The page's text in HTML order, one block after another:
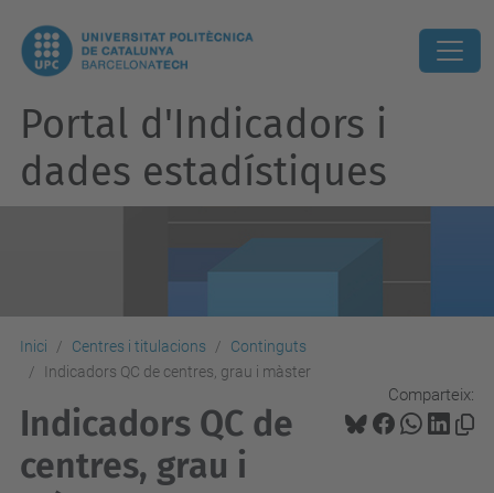
Portal d'Indicadors i
dades estadístiques
Inici Centres i titulacions
Continguts
Indicadors QC de centres, grau i màster
Comparteix:
Indicadors QC de
centres, grau i